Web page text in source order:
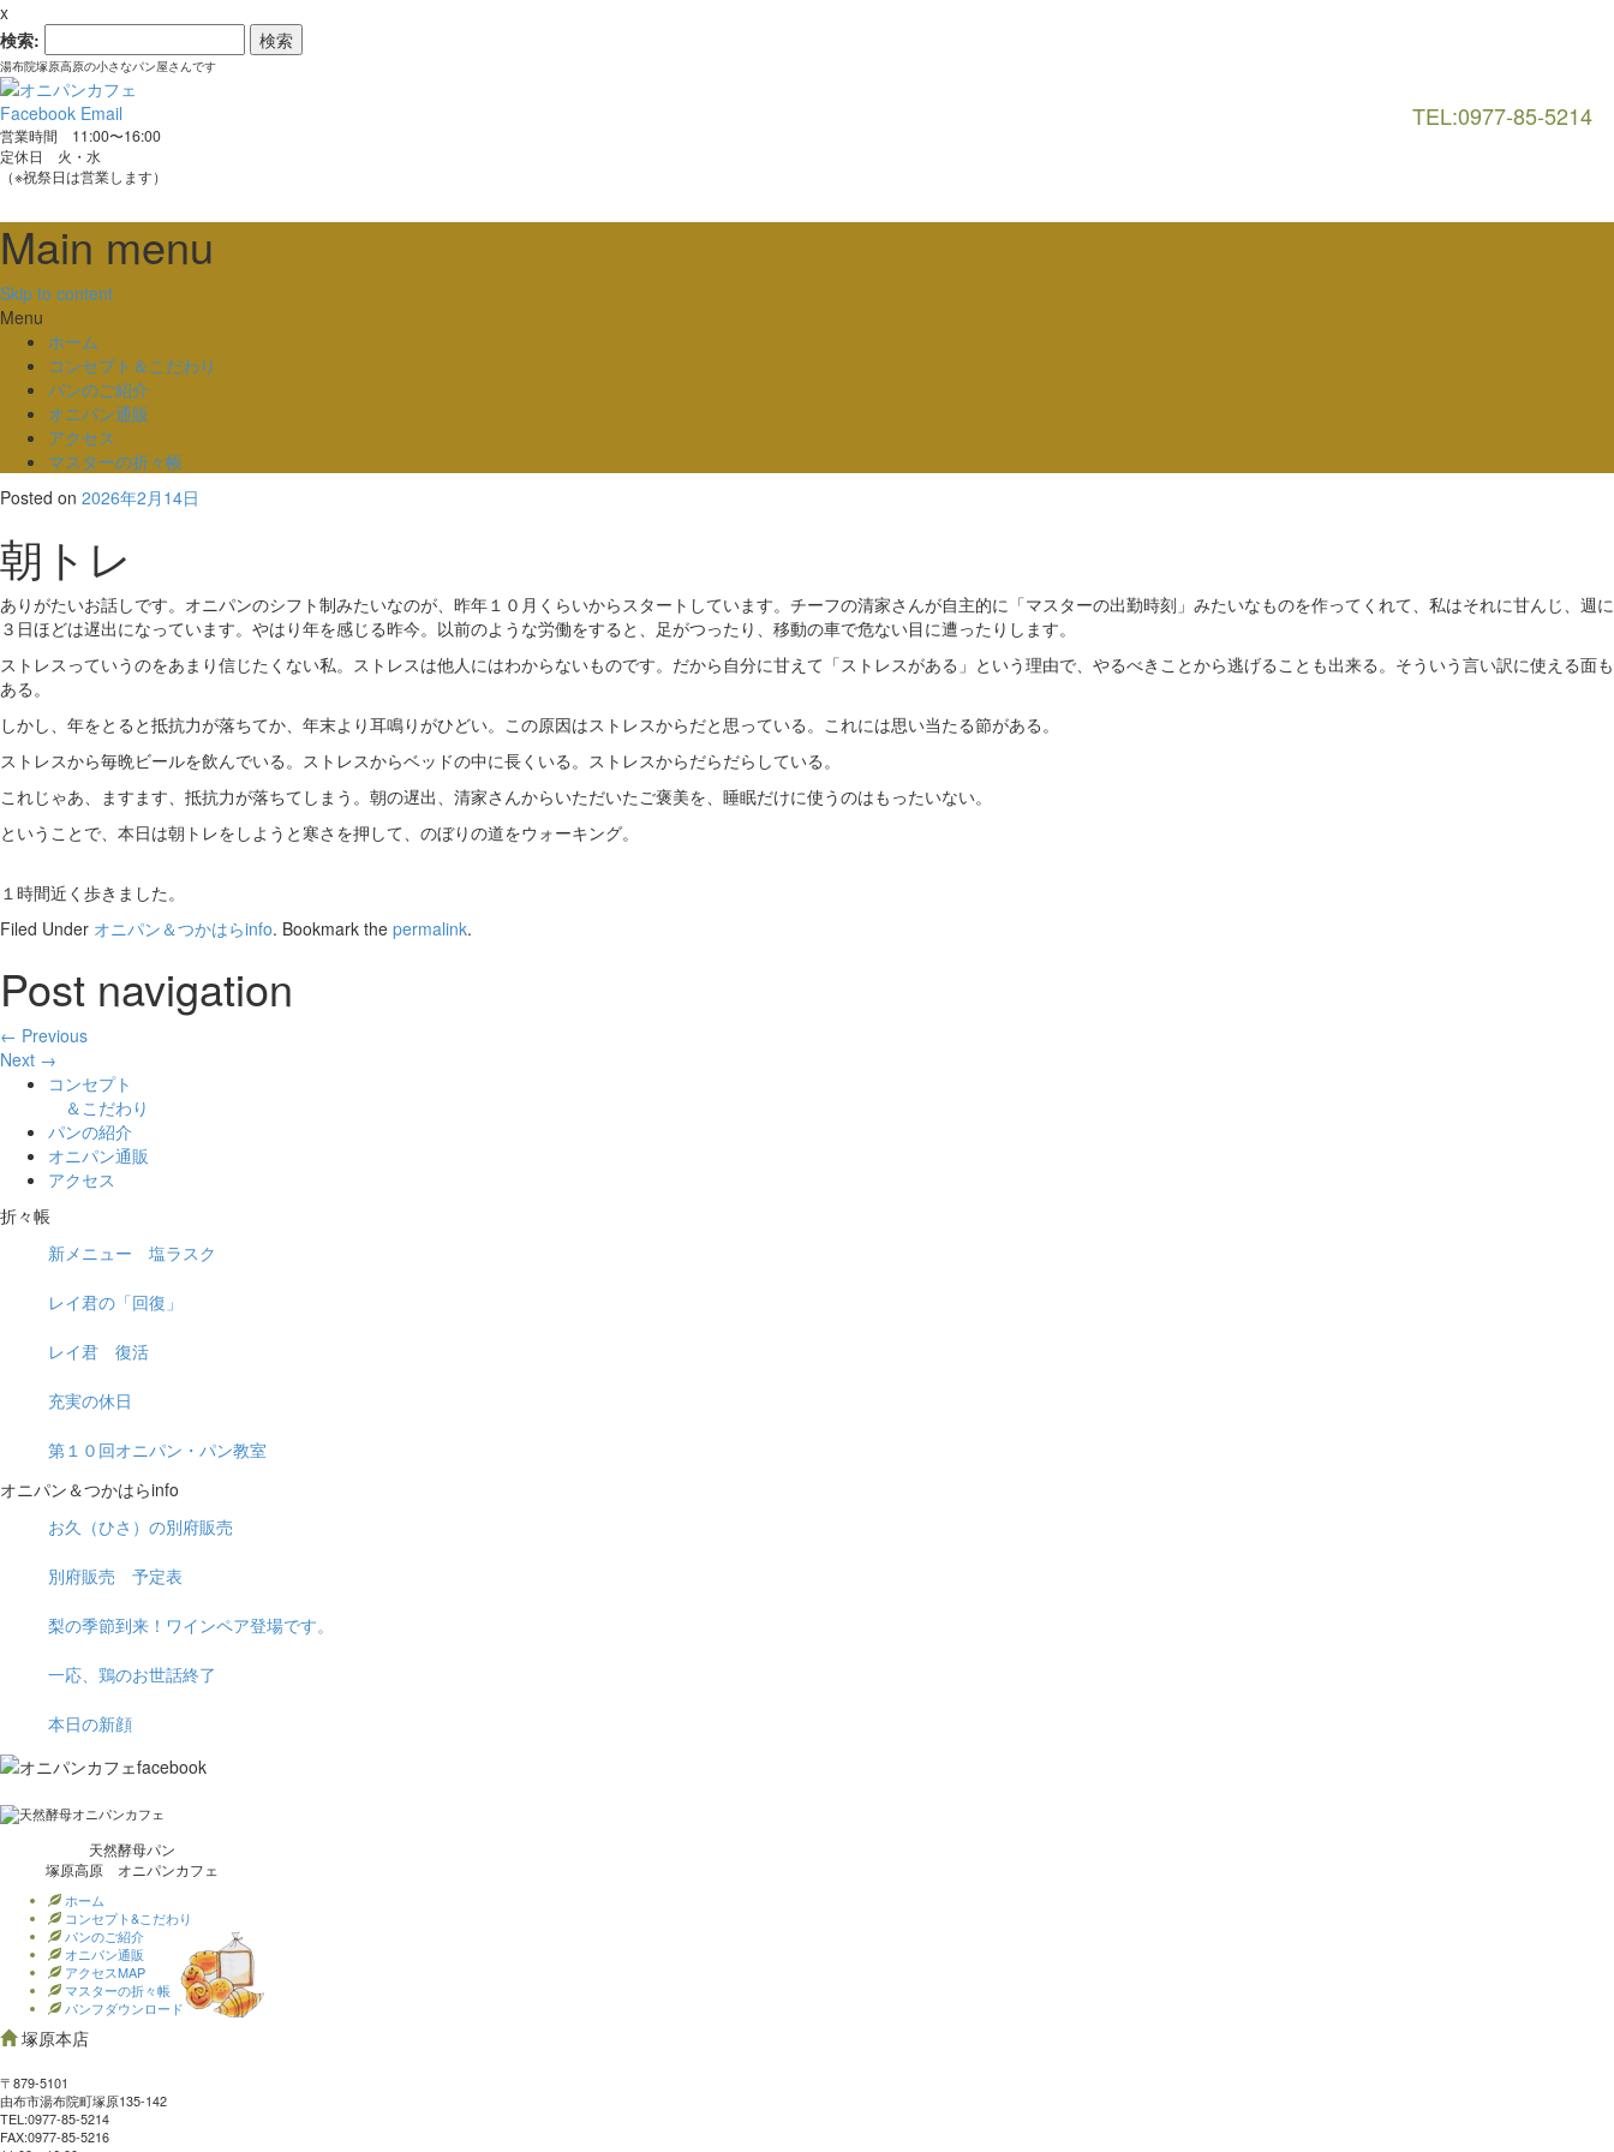
x
検索:
湯布院塚原高原の小さなパン屋さんです
TEL:0977-85-5214
Facebook Email
営業時間 11:00〜16:00
定休日 火・水
（※祝祭日は営業します）
Main menu
Skip to content
Menu
ホーム
コンセプト＆こだわり
パンのご紹介
オニパン通販
アクセス
マスターの折々帳
Posted on 2026年2月14日
朝トレ
ありがたいお話しです。オニパンのシフト制みたいなのが、昨年１０月くらいからスタートしています。チーフの清家さんが自主的に「マスターの出勤時刻」みたいなものを作ってくれて、私はそれに甘んじ、週に
３日ほどは遅出になっています。やはり年を感じる昨今。以前のような労働をすると、足がつったり、移動の車で危ない目に遭ったりします。
ストレスっていうのをあまり信じたくない私。ストレスは他人にはわからないものです。だから自分に甘えて「ストレスがある」という理由で、やるべきことから逃げることも出来る。そういう言い訳に使える面も
ある。
しかし、年をとると抵抗力が落ちてか、年末より耳鳴りがひどい。この原因はストレスからだと思っている。これには思い当たる節がある。
ストレスから毎晩ビールを飲んでいる。ストレスからベッドの中に長くいる。ストレスからだらだらしている。
これじゃあ、ますます、抵抗力が落ちてしまう。朝の遅出、清家さんからいただいたご褒美を、睡眠だけに使うのはもったいない。
ということで、本日は朝トレをしようと寒さを押して、のぼりの道をウォーキング。
１時間近く歩きました。
Filed Under オニパン＆つかはらinfo. Bookmark the permalink.
Post navigation
← Previous
Next →
コンセプト
＆こだわり
パンの紹介
オニパン通販
アクセス
折々帳
新メニュー 塩ラスク
レイ君の「回復」
レイ君 復活
充実の休日
第１０回オニパン・パン教室
オニパン＆つかはらinfo
お久（ひさ）の別府販売
別府販売 予定表
梨の季節到来！ワインペア登場です。
一応、鶏のお世話終了
本日の新顔
天然酵母パン
塚原高原 オニパンカフェ
ホーム
コンセプト&こだわり
パンのご紹介
オニパン通販
アクセスMAP
マスターの折々帳
パンフダウンロード
塚原本店
〒879-5101
由布市湯布院町塚原135-142
TEL:0977‐85-5214
FAX:0977‐85-5216